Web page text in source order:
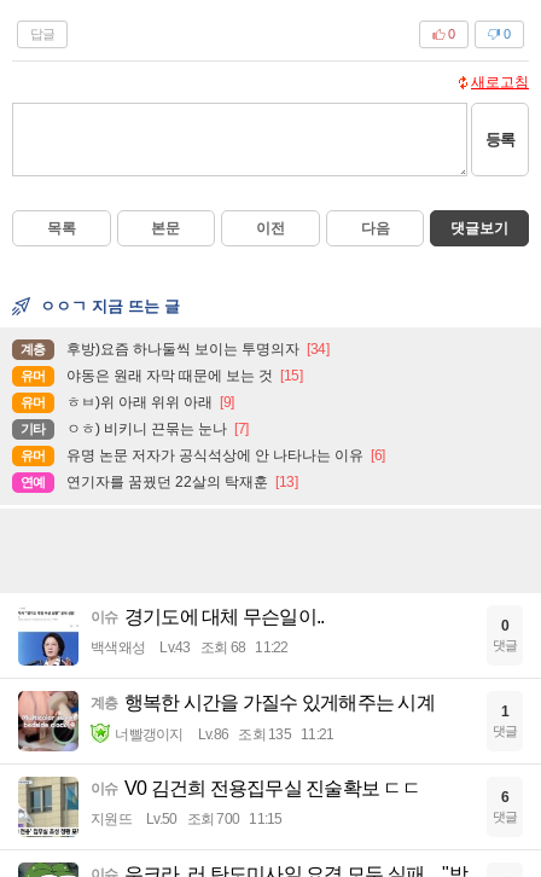
답글 0
0
새로고침
등록
목록 본문 이전 다음 댓글보기
ㅇㅇㄱ 지금 뜨는 글
계층 후방)요즘 하나둘씩 보이는 투명의자 [34]
유머 야동은 원래 자막 때문에 보는 것 [15]
유머 ㅎㅂ)위 아래 위위 아래 [9]
기타 ㅇㅎ) 비키니 끈묶는 눈나 [7]
유머 유명 논문 저자가 공식석상에 안 나타나는 이유 [6]
연예 연기자를 꿈꿨던 22살의 탁재훈 [13]
이슈 경기도에 대체 무슨일이..
백색왜성 Lv.43 조회 68 11:22
0
댓글
계층 행복한 시간을 가질수 있게해주는 시계
너빨갱이지 Lv.86 조회 135 11:21
1
댓글
이슈 V0 김건희 전용집무실 진술확보 ㄷㄷ
지원뜨 Lv.50 조회 700 11:15
6
댓글